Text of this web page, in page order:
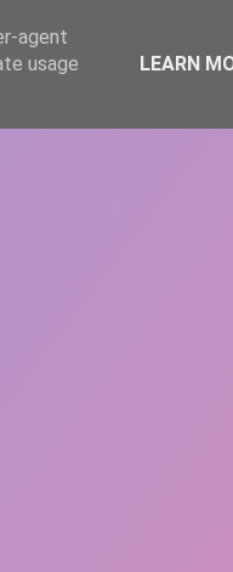
REPERE DONEAZĂ
agent
usage
LEARN